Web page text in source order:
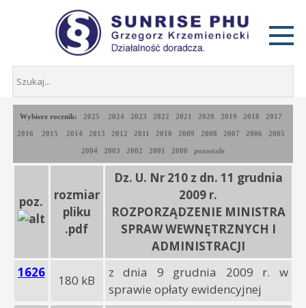
Wybierz rocznik: 2025 2024 2023 2022 2021 2020 2019 2018 2017
2016 2015 2014 2013 2012 2011 2010 2009 2008 2007 2006 2005
2004 2003 2002 2001 2000 pozostałe
poz.
rozmiar
pliku
.pdf
Dz. U. Nr 210 z dn. 11 grudnia
2009 r.
ROZPORZĄDZENIE MINISTRA
SPRAW WEWNĘTRZNYCH I
ADMINISTRACJI
1626
180 kB
z dnia 9 grudnia 2009 r. w
sprawie opłaty ewidencyjnej